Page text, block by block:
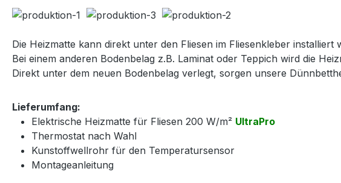
Die Heizmatte kann direkt unter den Fliesen im Fliesenkleber installiert
Bei einem anderen Bodenbelag z.B. Laminat oder Teppich wird die
Direkt unter dem neuen Bodenbelag verlegt, sorgen unsere
Lieferumfang:
Elektrische Heizmatte für Fliesen 200 W/m² UltraPro
Thermostat nach Wahl
Kunstoffwellrohr für den Temperatursensor
Montageanleitung